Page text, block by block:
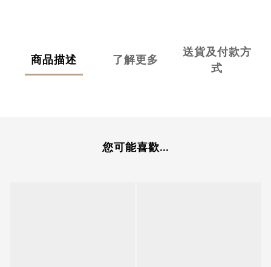
商品描述 了解更多
送貨及付款方
式
您可能喜歡...